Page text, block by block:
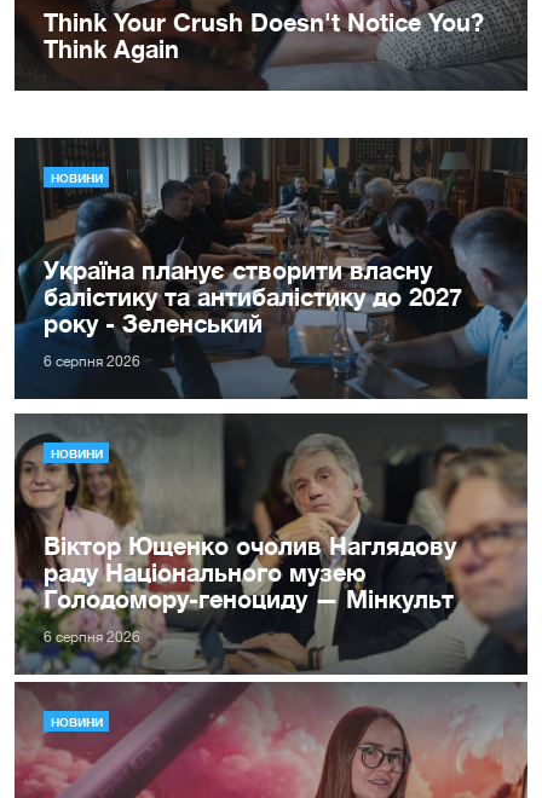
НОВИНИ
Україна планує створити власну
балістику та антибалістику до 2027
року - Зеленський
6 серпня 2026
НОВИНИ
Віктор Ющенко очолив Наглядову
раду Національного музею
Голодомору-геноциду — Мінкульт
6 серпня 2026
НОВИНИ